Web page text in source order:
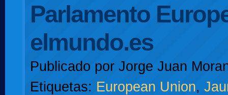
Parlamento
elmundo.es
Publicado por Jorge Juan
Etiquetas: European Union,